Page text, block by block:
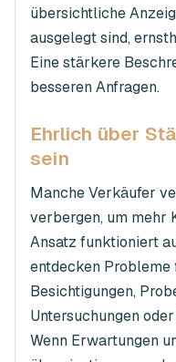
übersichtliche
ausgelegt sind,
Eine stärkere
besseren Anfragen.
Ehrlich über
sein
Manche Verkäufer
verbergen, um mehr
Ansatz funktioniert
entdecken
Besichtigungen,
Untersuchungen
Wenn Erwartungen